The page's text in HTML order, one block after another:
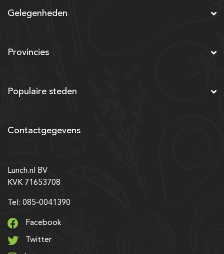
Gelegenheden
Provincies
Populaire steden
Contactgegevens
Lunch.nl BV
KVK 71653708
Tel: 085-0041390
Facebook
Twitter